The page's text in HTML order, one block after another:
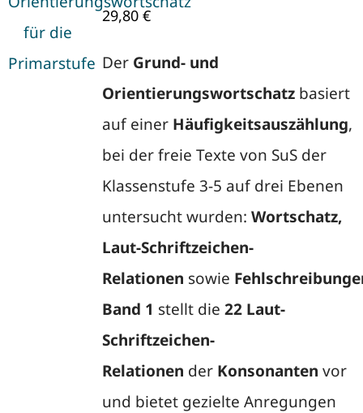
29,80 €
Der Grund- und
Orientierungswortschatzbasiert
auf einer Häufigkeitsauszählung,
bei der freie Texte von SuS der
Klassenstufe 3-5 auf drei Ebenen
untersucht wurden: Wortschatz,
Laut-Schriftzeichen-
Relationen sowie
Band 1 stellt die 22 Laut-
Schriftzeichen-
Relationen der Konsonanten vor
und bietet gezielte Anregungen